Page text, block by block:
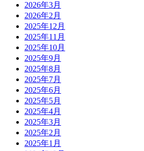
2026年3月
2026年2月
2025年12月
2025年11月
2025年10月
2025年9月
2025年8月
2025年7月
2025年6月
2025年5月
2025年4月
2025年3月
2025年2月
2025年1月